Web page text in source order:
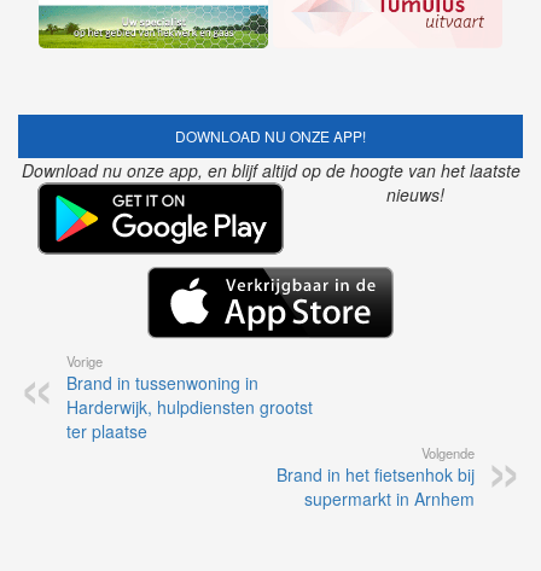
DOWNLOAD NU ONZE APP!
Download nu onze app, en blijf altijd op de hoogte van het laatste
nieuws!
Vorige
Brand in tussenwoning in
Harderwijk, hulpdiensten grootst
ter plaatse
Volgende
Brand in het fietsenhok bij
supermarkt in Arnhem